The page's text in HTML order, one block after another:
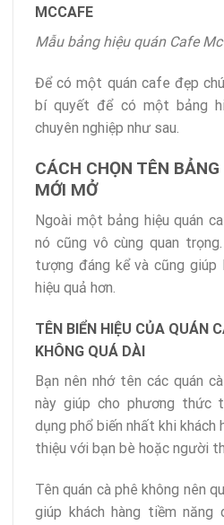
MCCAFE
Mẫu bảng hiệu quán Cafe
Để có một quán cafe đẹp
bí quyết để có một bảng
chuyên nghiệp như sau.
CÁCH CHỌN TÊN
MỚI MỞ
Ngoài một bảng hiệu quán
nó cũng vô cùng quan
tượng đáng kể và cũng giúp
hiệu quả hơn.
TÊN BIỂN HIỆU CỦA QUÁN
KHÔNG QUÁ DÀI
Bạn nên nhớ tên các quán
này giúp cho phương thức
dụng phổ biến nhất khi khách
thiệu với bạn bè hoặc người
Tên quán cà phê không nên
giúp khách hàng tiềm